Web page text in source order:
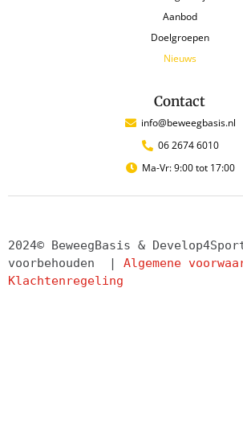
Aanbod
Doelgroepen
Nieuws
Contact
info@beweegbasis.nl
06 2674 6010
Ma-Vr: 9:00 tot 17:00
2024© BeweegBasis &
voorbehouden  | Algemene
Klachtenregeling